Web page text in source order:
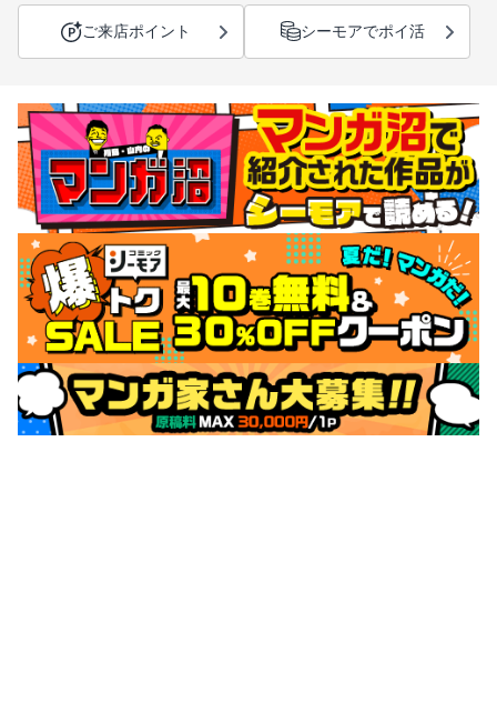
ご来店ポイント シーモアでポイ活